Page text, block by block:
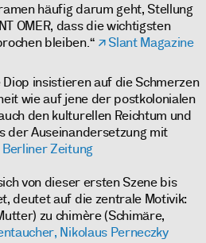
häufig darum geht, Stellung
OMER, dass die wichtigsten
bleiben.“
Slant Magazine
Diop insistieren auf die Schmerzen
wie auf jene der postkolonialen
den kulturellen Reichtum und
der Auseinandersetzung mit
Berliner Zeitung
von dieser ersten Szene bis
deutet auf die zentrale Motivik:
zu chimère (Schimäre,
Nikolaus Perneczky